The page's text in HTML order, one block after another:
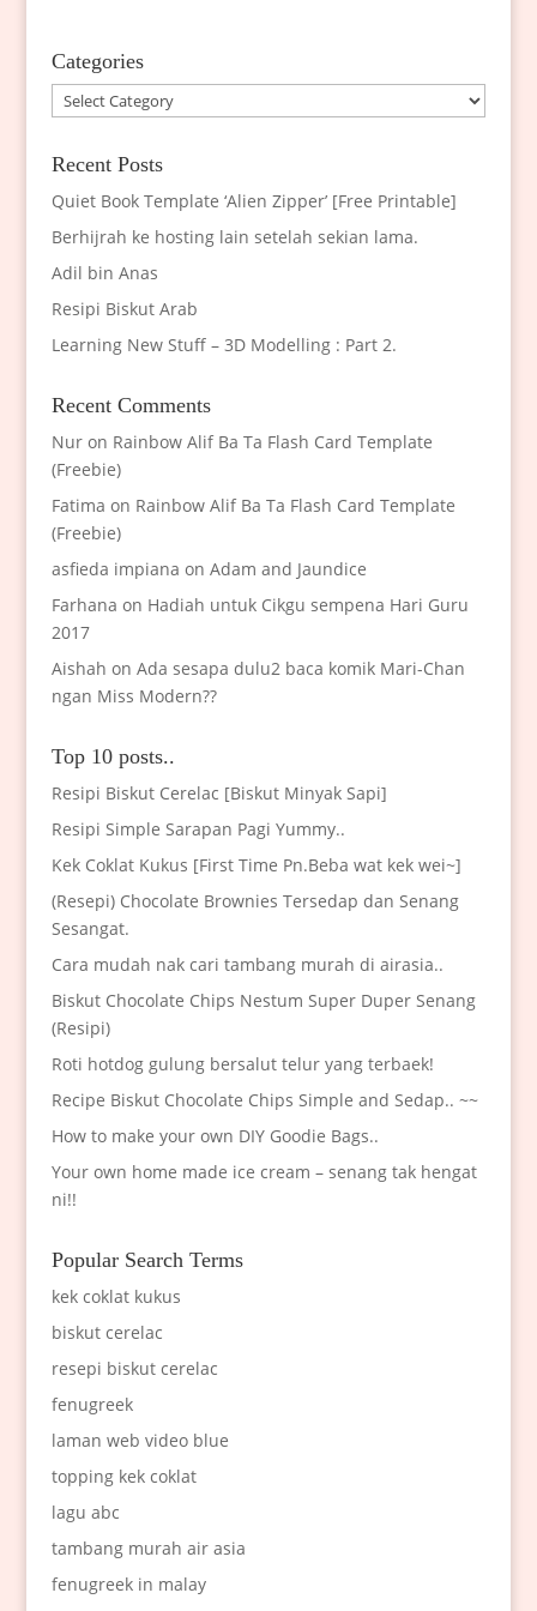
Categories
Categories
Recent Posts
Quiet Book Template ‘Alien Zipper’ [Free Printable]
Berhijrah ke hosting lain setelah sekian lama.
Adil bin Anas
Resipi Biskut Arab
Learning New Stuff – 3D Modelling : Part 2.
Recent Comments
Nuron Rainbow Alif Ba Ta Flash Card Template
(Freebie)
Fatima on Rainbow Alif Ba Ta Flash Card Template
(Freebie)
asfieda impiana on Adam and Jaundice
Farhana on Hadiah untuk Cikgu sempena Hari Guru
2017
Aishah on Ada sesapa dulu2 baca komik Mari-Chan
ngan Miss Modern??
Top 10 posts..
Resipi Biskut Cerelac [Biskut Minyak Sapi]
Resipi Simple Sarapan Pagi Yummy..
Kek Coklat Kukus [First Time Pn.Beba wat kek wei~]
(Resepi) Chocolate Brownies Tersedap dan Senang
Sesangat.
Cara mudah nak cari tambang murah di airasia..
Biskut Chocolate Chips Nestum Super Duper Senang
(Resipi)
Roti hotdog gulung bersalut telur yang terbaek!
Recipe Biskut Chocolate Chips Simple and Sedap.. ~~
How to make your own DIY Goodie Bags..
Your own home made ice cream – senang tak hengat
ni!!
Popular Search Terms
kek coklat kukus
biskut cerelac
resepi biskut cerelac
fenugreek
laman web video blue
topping kek coklat
lagu abc
tambang murah air asia
fenugreek in malay